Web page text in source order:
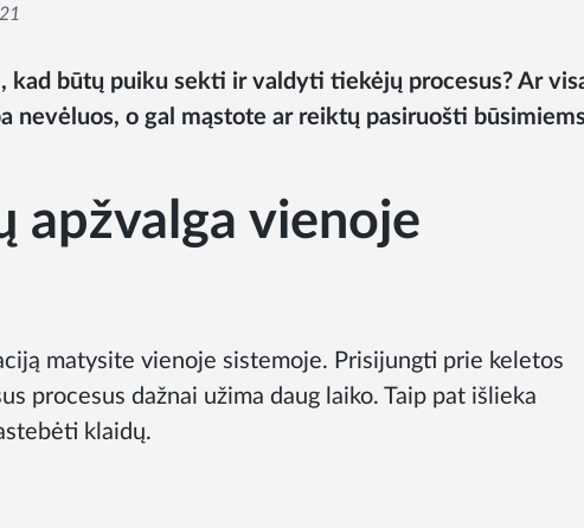
kad būtų puiku sekti ir valdyti tiekėjų procesus? Ar
nevėluos, o gal mąstote ar reiktų pasiruošti būsimiems
apžvalga vienoje
matysite vienoje sistemoje. Prisijungti prie keletos
procesus dažnai užima daug laiko. Taip pat išlieka
klaidų.